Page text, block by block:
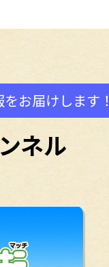
お届けします！
ネル